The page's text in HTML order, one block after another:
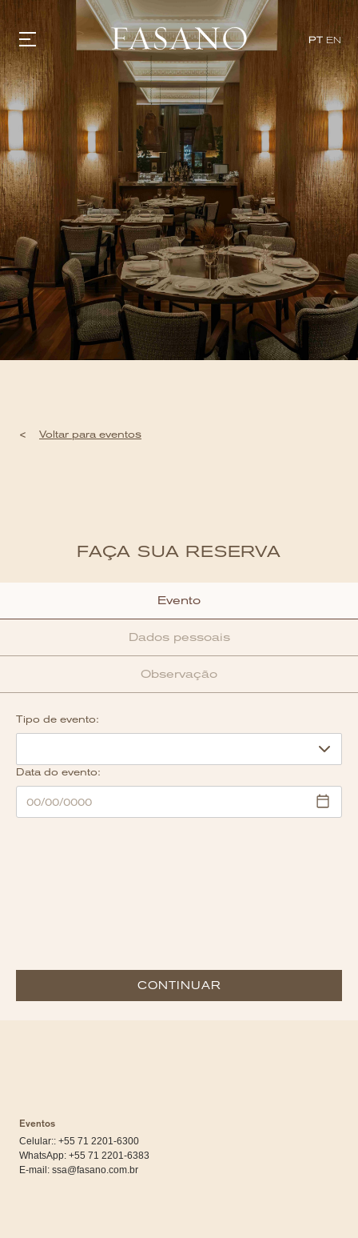
PT EN
GASTRONOMIA
HOTÉIS
EXPERIÊNCIAS
EVENTOS
VILLAS
SHOP | SELEZIONE
DESCUBRA
WHAT'S COOKING
CORRIERE
HISTÓRIA
SUSTENTABILIDADE
CONTATO
< Voltar para eventos
FAÇA SUA RESERVA
Evento
Dados pessoais
Observação
Tipo de evento:
Data do evento:
CONTINUAR
Eventos
Celular:: +55 71 2201-6300
WhatsApp: +55 71 2201-6383
E-mail: ssa@fasano.com.br
x